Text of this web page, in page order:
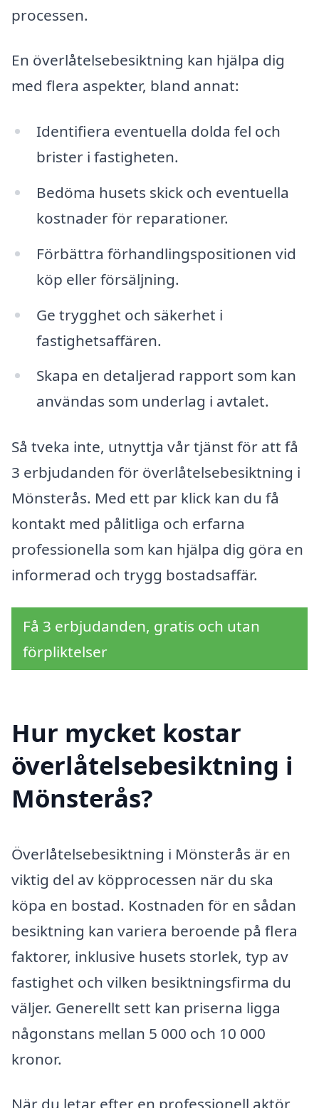
processen.
En överlåtelsebesiktning kan hjälpa dig
med flera aspekter, bland annat:
Identifiera eventuella dolda fel och
brister i fastigheten.
Bedöma husets skick och eventuella
kostnader för reparationer.
Förbättra förhandlingspositionen vid
köp eller försäljning.
Ge trygghet och säkerhet i
fastighetsaffären.
Skapa en detaljerad rapport som kan
användas som underlag i avtalet.
Så tveka inte, utnyttja vår tjänst för att få
3 erbjudanden för överlåtelsebesiktning i
Mönsterås. Med ett par klick kan du få
kontakt med pålitliga och erfarna
professionella som kan hjälpa dig göra en
informerad och trygg bostadsaffär.
Få 3 erbjudanden, gratis och utan
förpliktelser
Hur mycket kostar
överlåtelsebesiktning i
Mönsterås?
Överlåtelsebesiktning i Mönsterås är en
viktig del av köpprocessen när du ska
köpa en bostad. Kostnaden för en sådan
besiktning kan variera beroende på flera
faktorer, inklusive husets storlek, typ av
fastighet och vilken besiktningsfirma du
väljer. Generellt sett kan priserna ligga
någonstans mellan 5 000 och 10 000
kronor.
När du letar efter en professionell aktör